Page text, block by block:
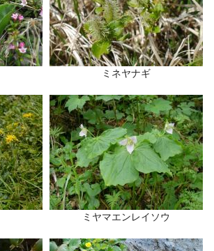
ミネヤナギ
ミヤマエンレイソウ